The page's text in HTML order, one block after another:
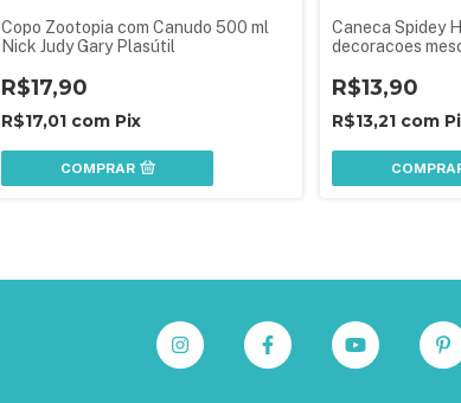
Copo Zootopia com Canudo 500 ml
Nick Judy Gary Plasútil
R$17,90
R$17,01 com Pix
COMPRAR
Caneca Spidey
decoracoes
R$13,90
R$13,21 com